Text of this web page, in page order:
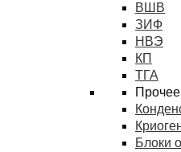
ВШВ
ЗИФ
НВЭ
КП
ТГА
Блоки